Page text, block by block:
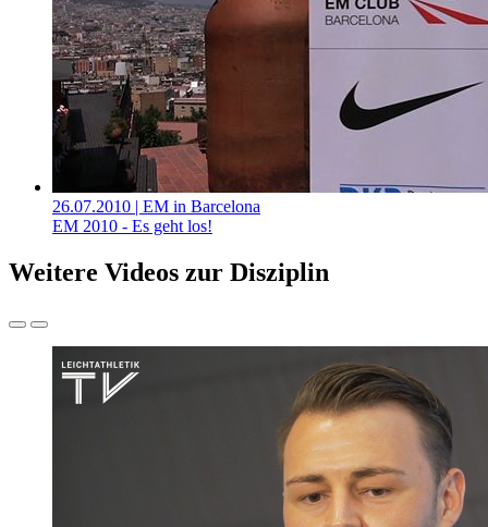
26.07.2010 | EM in Barcelona
EM 2010 - Es geht los!
Weitere Videos zur Disziplin